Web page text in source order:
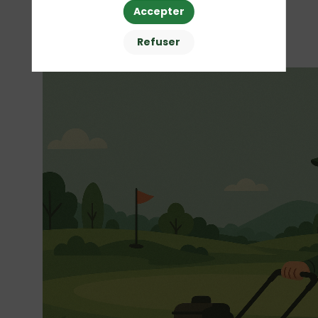
—15:30-
Espace Conférence
Accepter
Refuser